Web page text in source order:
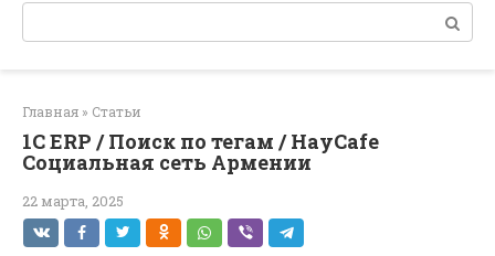
Поиск:
Главная » Статьи
1С ERP / Поиск по тегам / HayCafe
Социальная сеть Армении
22 марта, 2025